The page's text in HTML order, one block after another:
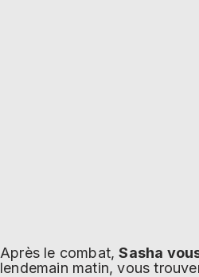
Après le combat,Sasha
lendemain matin, vous